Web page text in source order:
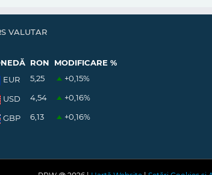
VALUTAR
RON
MODIFICARE %
EUR
5,25 +0,15%
USD 4,54 +0,16%
GBP 6,13 +0,16%